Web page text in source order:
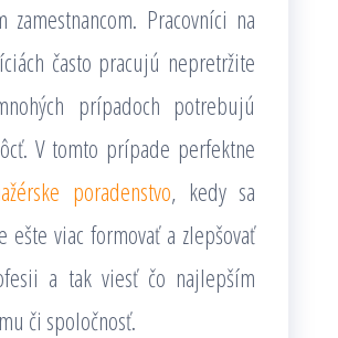
zamestnancom. Pracovníci na
často pracujú nepretržite
prípadoch potrebujú
V tomto prípade perfektne
poradenstvo, kedy sa
ešte viac formovať a zlepšovať
a tak viesť čo najlepším
či spoločnosť.